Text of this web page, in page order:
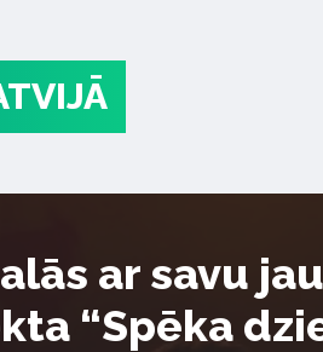
ar savu
“Spēka